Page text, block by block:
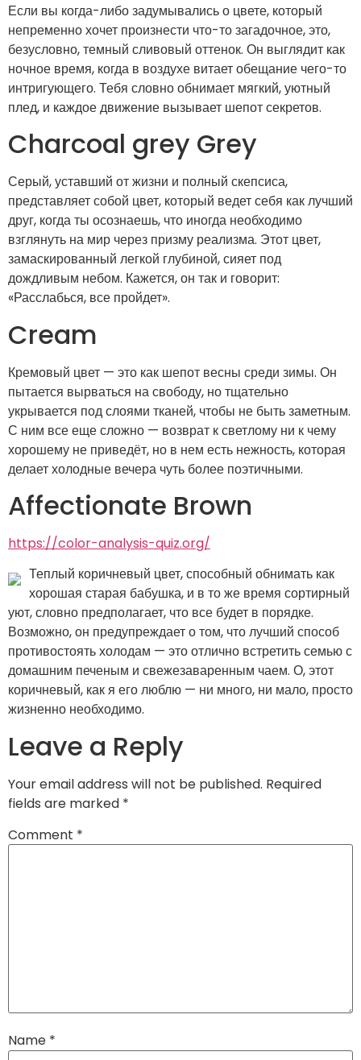
Если вы когда-либо задумывались о цвете, который
непременно хочет произнести что-то загадочное, это,
безусловно, темный сливовый оттенок. Он выглядит как
ночное время, когда в воздухе витает обещание чего-то
интригующего. Тебя словно обнимает мягкий, уютный
плед, и каждое движение вызывает шепот секретов.
Charcoal grey Grey
Серый, уставший от жизни и полный скепсиса,
представляет собой цвет, который ведет себя как лучший
друг, когда ты осознаешь, что иногда необходимо
взглянуть на мир через призму реализма. Этот цвет,
замаскированный легкой глубиной, сияет под
дождливым небом. Кажется, он так и говорит:
«Расслабься, все пройдет».
Cream
Кремовый цвет — это как шепот весны среди зимы. Он
пытается вырваться на свободу, но тщательно
укрывается под слоями тканей, чтобы не быть заметным.
С ним все еще сложно — возврат к светлому ни к чему
хорошему не приведёт, но в нем есть нежность, которая
делает холодные вечера чуть более поэтичными.
Affectionate Brown
https://color-analysis-quiz.org/
Теплый коричневый цвет, способный обнимать как
хорошая старая бабушка, и в то же время сортирный
уют, словно предполагает, что все будет в порядке.
Возможно, он предупреждает о том, что лучший способ
противостоять холодам — это отлично встретить семью с
домашним печеным и свежезаваренным чаем. О, этот
коричневый, как я его люблю — ни много, ни мало, просто
жизненно необходимо.
Leave a Reply
Your email address will not be published. Required
fields are marked *
Comment *
Name *